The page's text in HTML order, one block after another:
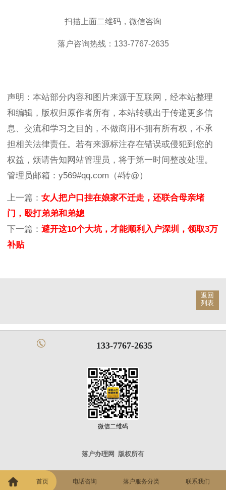
扫描上面二维码，微信咨询
落户咨询热线：133-7767-2635
声明：本站部分内容和图片来源于互联网，经本站整理
和编辑，版权归原作者所有，本站转载出于传递更多信
息、交流和学习之目的，不做商用不拥有所有权，不承
担相关法律责任。若有来源标注存在错误或侵犯到您的
权益，烦请告知网站管理员，将于第一时间整改处理。
管理员邮箱：y569#qq.com（#转@）
上一篇： 女人把户口挂在娘家不迁走，还联合母亲堵
门，殴打弟弟和弟媳
下一篇： 避开这10个大坑，才能顺利入户深圳，领取3万
补贴
返回
列表
133-7767-2635
微信二维码
落户办理网 版权所有
首页 电话咨询 落户服务分类 联系我们